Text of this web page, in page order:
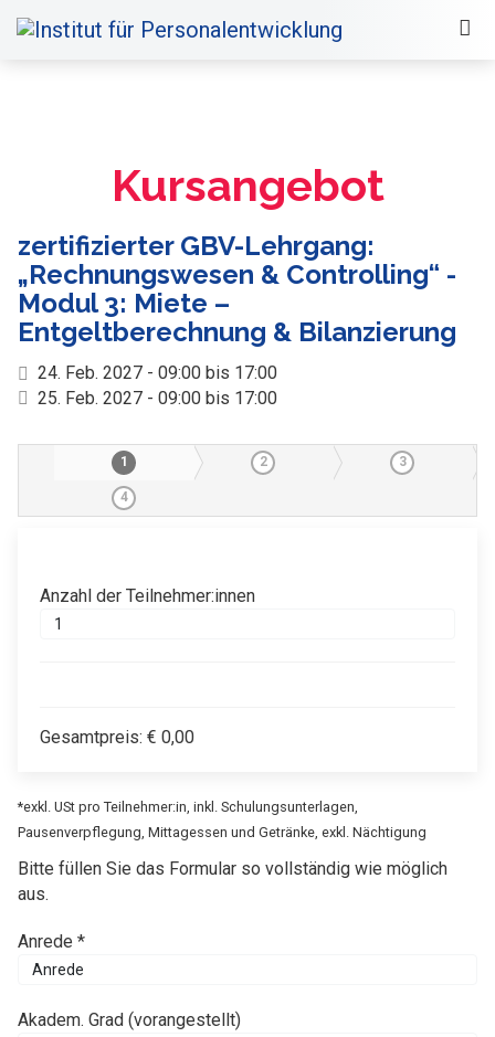
Kursangebot
zertifizierter GBV-Lehrgang:
„Rechnungswesen & Controlling“ -
Modul 3: Miete –
Entgeltberechnung & Bilanzierung
24. Feb. 2027 - 09:00 bis 17:00
25. Feb. 2027 - 09:00 bis 17:00
1 2 3
4
Anzahl der Teilnehmer:innen
Gesamtpreis: € 0,00
*exkl. USt pro Teilnehmer:in, inkl. Schulungsunterlagen,
Pausenverpflegung, Mittagessen und Getränke, exkl. Nächtigung
Bitte füllen Sie das Formular so vollständig wie möglich
aus.
Anrede *
Akadem. Grad (vorangestellt)